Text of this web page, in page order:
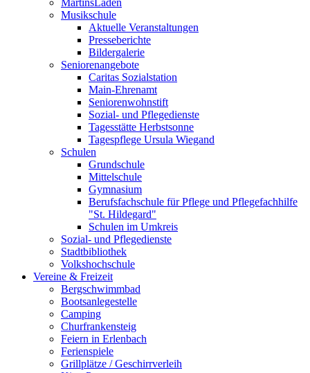
MartinsLaden
Musikschule
Aktuelle Veranstaltungen
Presseberichte
Bildergalerie
Seniorenangebote
Caritas Sozialstation
Main-Ehrenamt
Seniorenwohnstift
Sozial- und Pflegedienste
Tagesstätte Herbstsonne
Tagespflege Ursula Wiegand
Schulen
Grundschule
Mittelschule
Gymnasium
Berufsfachschule für Pflege und Pflegefachhilfe
"St. Hildegard"
Schulen im Umkreis
Sozial- und Pflegedienste
Stadtbibliothek
Volkshochschule
Vereine & Freizeit
Bergschwimmbad
Bootsanlegestelle
Camping
Churfrankensteig
Feiern in Erlenbach
Ferienspiele
Grillplätze / Geschirrverleih